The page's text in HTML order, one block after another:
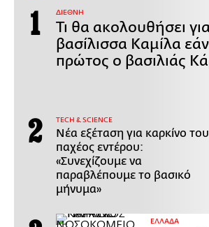
ΔΙΕΘΝΗ
Τι θα ακολουθήσει
βασίλισσα Καμίλα
πρώτος ο βασιλιάς
ΤECH & SCIENCE
Νέα εξέταση για καρκίνο του
παχέος εντέρου:
«Συνεχίζουμε να
παραβλέπουμε το βασικό
μήνυμα»
ΕΛΛΑΔΑ